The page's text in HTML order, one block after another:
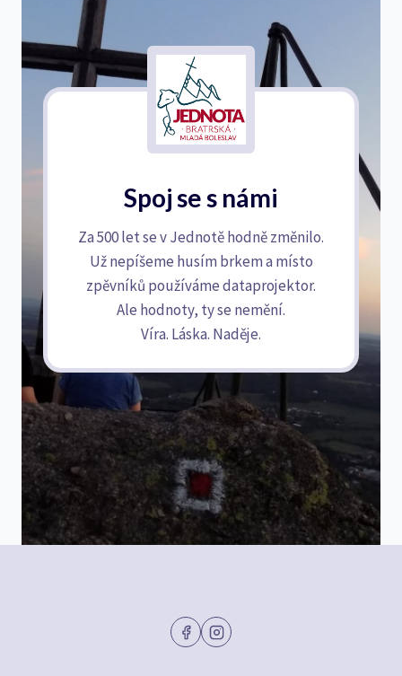
Spoj se s námi
Za 500 let se v Jednotě hodně změnilo.
Už nepíšeme husím brkem a místo
zpěvníků používáme dataprojektor.
Ale hodnoty, ty se nemění.
Víra. Láska. Naděje.